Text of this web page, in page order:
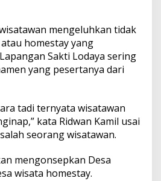
mengeluhkan tidak
homestay yang
Sakti Lodaya sering
yang pesertanya dari
tadi ternyata wisatawan
kata Ridwan Kamil usai
seorang wisatawan.
mengonsepkan Desa
wisata homestay.